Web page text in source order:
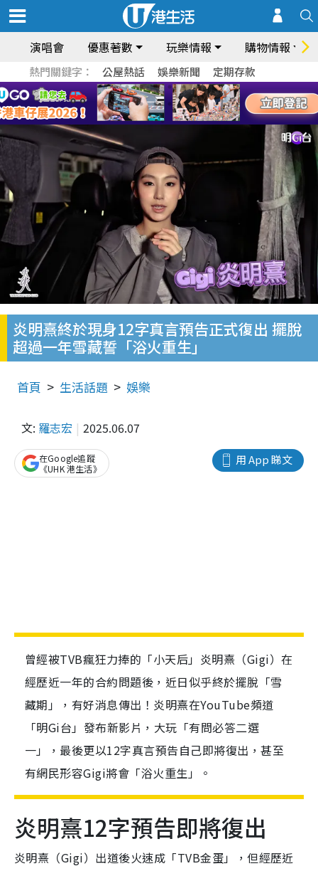
演唱會 優惠著數 玩樂情報 購物情報
熱門關鍵字： 公屋熱話 娛樂新聞 定期存款
炎明熹終於現身12字真言預告正式復出 擺脫
超過一年雪藏誓「浴火重生」
首頁 生活話題 娛樂
文: 羅志宏 2025.06.07
用 App 睇文
在Google追蹤
《UHK 港生活》
曾經被TVB瘋狂力捧的「小天后」炎明熹（Gigi）在
經歷近一年的合約問題後，近日似乎終於擺脫「雪
藏期」，有好消息傳出！炎明熹在YouTube頻道
「明Gi台」發布新影片，大玩「有問必答二選
一」，最後更以12字真言預告自己即將復出，甚至
有網民形容Gigi將會「浴火重生」。
炎明熹12字預告即將復出
炎明熹（Gigi）出道後火速成「TVB金蛋」，但經歷近